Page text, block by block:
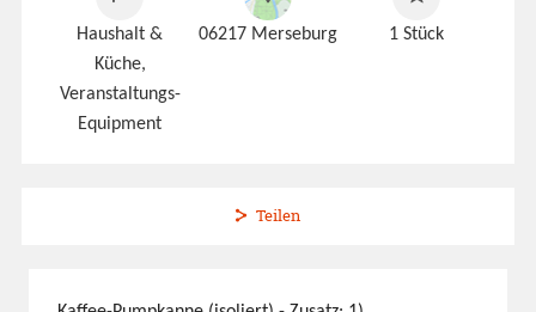
Haushalt &
Küche,
Veranstaltungs-
Equipment
06217 Merseburg 1 Stück
Teilen